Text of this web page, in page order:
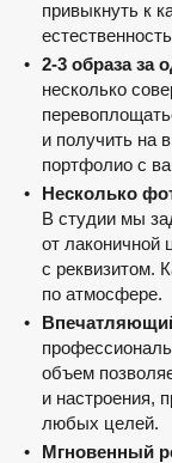
привыкнуть к
2-3 образа за
несколько
и получить на
портфолио с
Несколько
В студии мы
от лаконичной
с реквизитом.
по атмосфере.
объем
и настроения,
любых целей.
Мгновенный